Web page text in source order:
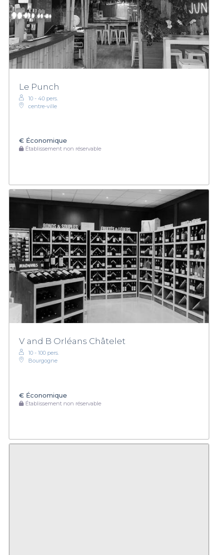
Le Punch
10 - 40 pers.
centre-ville
€ Économique
Établissement non réservable
V and B Orléans Châtelet
10 - 100 pers.
Bourgogne
€ Économique
Établissement non réservable